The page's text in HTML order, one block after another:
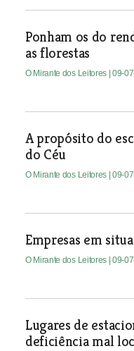
Ponham os do
as florestas
O Mirante dos Leitores | 09-
A propósito do
do Céu
O Mirante dos Leitores | 09-
Empresas em
O Mirante dos Leitores | 09-
Lugares de
deficiência mal